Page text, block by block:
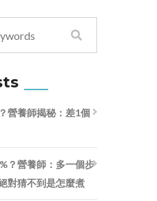
營養師揭秘：差1個
？營養師：多一個步
對猜不到是怎麼煮